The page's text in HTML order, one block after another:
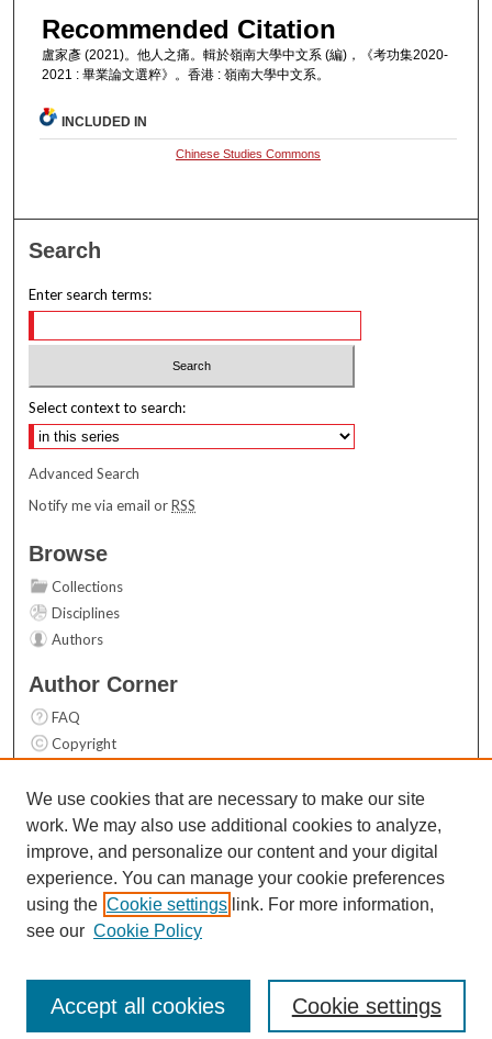
Recommended Citation
盧家彥 (2021)。他人之痛。輯於嶺南大學中文系 (編)，《考功集2020-
2021 : 畢業論文選粹》。香港 : 嶺南大學中文系。
INCLUDED IN
Chinese Studies Commons
Search
Enter search terms:
Select context to search:
Advanced Search
Notify me via email orRSS
Browse
Collections
Disciplines
Authors
Author Corner
FAQ
Copyright
Contact Us
Links
Top 10 Downloads (All time)
Activity by year
We use cookies that are necessary to make our site
work. We may also use additional cookies to analyze,
improve, and personalize our content and your digital
experience. You can manage your cookie preferences
using the Cookie settings link. For more information,
see our Cookie Policy
Cookie settings
Accept all cookies